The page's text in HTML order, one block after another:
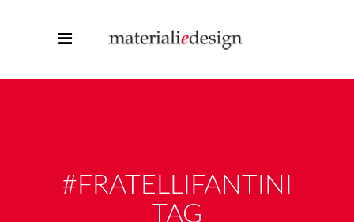
#FRATELLIFANTINI
TAG